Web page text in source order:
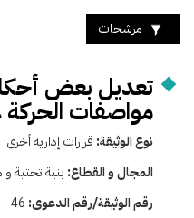
مرشحات
تعديل بعض
مواصفات الحركة
نوع الوثيقة: قرارات إدارية أخرى
المجال و القطاع: بنية تحتية
رقم الوثيقة/رقم الدعوى: 46